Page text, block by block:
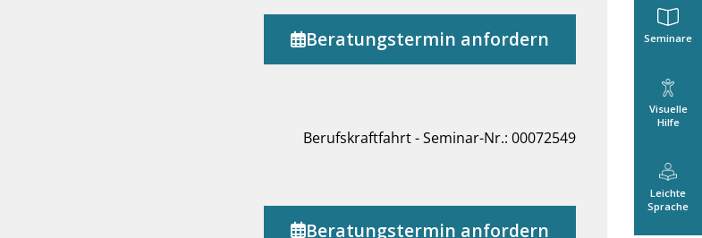
Seminare
Visuelle
Hilfe
Leichte
Sprache
Beratungstermin anfordern
Berufskraftfahrt - Seminar-Nr.: 00072549
Beratungstermin anfordern